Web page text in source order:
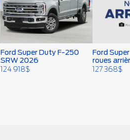
Ford Super Duty F-250
SRW 2026
124 918$
Ford
roues
127 368$